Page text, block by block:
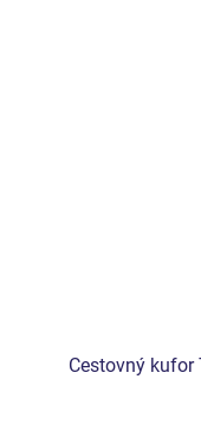
Cestovný kufor